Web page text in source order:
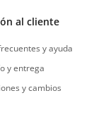
al cliente
y ayuda
y entrega
y cambios